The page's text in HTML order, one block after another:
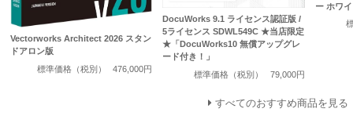
Vectorworks Architect 2026 スタン
ドアロン版
標準価格（税別）
476,000円
DocuWorks 9.1 ライセンス認証版 /
5ライセンス SDWL549C ★当店限定
★「DocuWorks10 無償アップグレ
ード付き！」
標準価格（税別）
79,000円
ー ホワ
すべてのおすすめ商品を見る